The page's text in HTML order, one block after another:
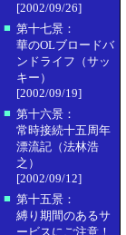
[2002/09/26]
■ 第十七景：
華のOLブロードバ
ンドライフ（サッ
キー）
[2002/09/19]
■ 第十六景：
常時接続十五周年
漂流記（法林浩
之）
[2002/09/12]
■ 第十五景：
縛り期間のあるサ
ービスにご注意！